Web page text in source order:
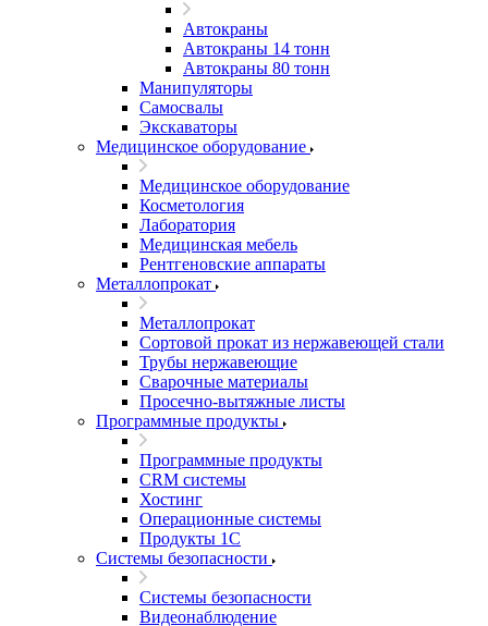
Автокраны
Автокраны 14 тонн
Автокраны 80 тонн
Манипуляторы
Самосвалы
Экскаваторы
Медицинское оборудование
Медицинское оборудование
Косметология
Лаборатория
Медицинская мебель
Рентгеновские аппараты
Металлопрокат
Металлопрокат
Сортовой прокат из нержавеющей стали
Трубы нержавеющие
Сварочные материалы
Просечно-вытяжные листы
Программные продукты
Программные продукты
CRM системы
Хостинг
Операционные системы
Продукты 1С
Системы безопасности
Системы безопасности
Видеонаблюдение